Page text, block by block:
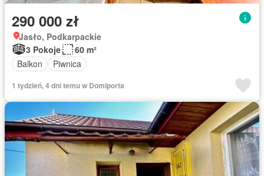
290 000 zł
Jasło, Podkarpackie
3 Pokoje
60 m²
Balkon
Piwnica
1 tydzień, 4 dni temu w Domiporta